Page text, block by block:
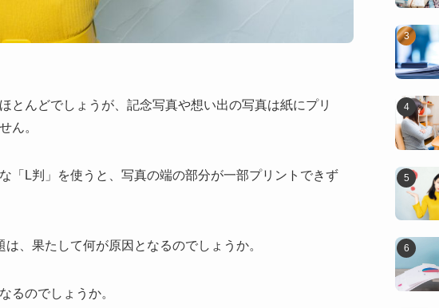
とんどでしょうが、記念写真や想い出の写真は紙にプリ
ん。
「L判」を使うと、写真の端の部分が一部プリントできず
、果たして何が原因となるのでしょうか。
るのでしょうか。